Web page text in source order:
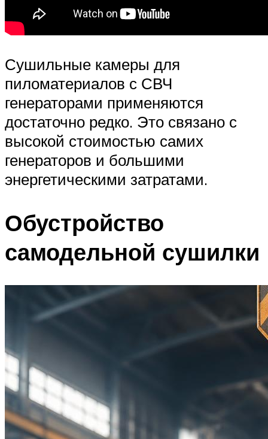
Сушильные камеры для
пиломатериалов с СВЧ
генераторами применяются
достаточно редко. Это связано с
высокой стоимостью самих
генераторов и большими
энергетическими затратами.
Обустройство
самодельной сушилки